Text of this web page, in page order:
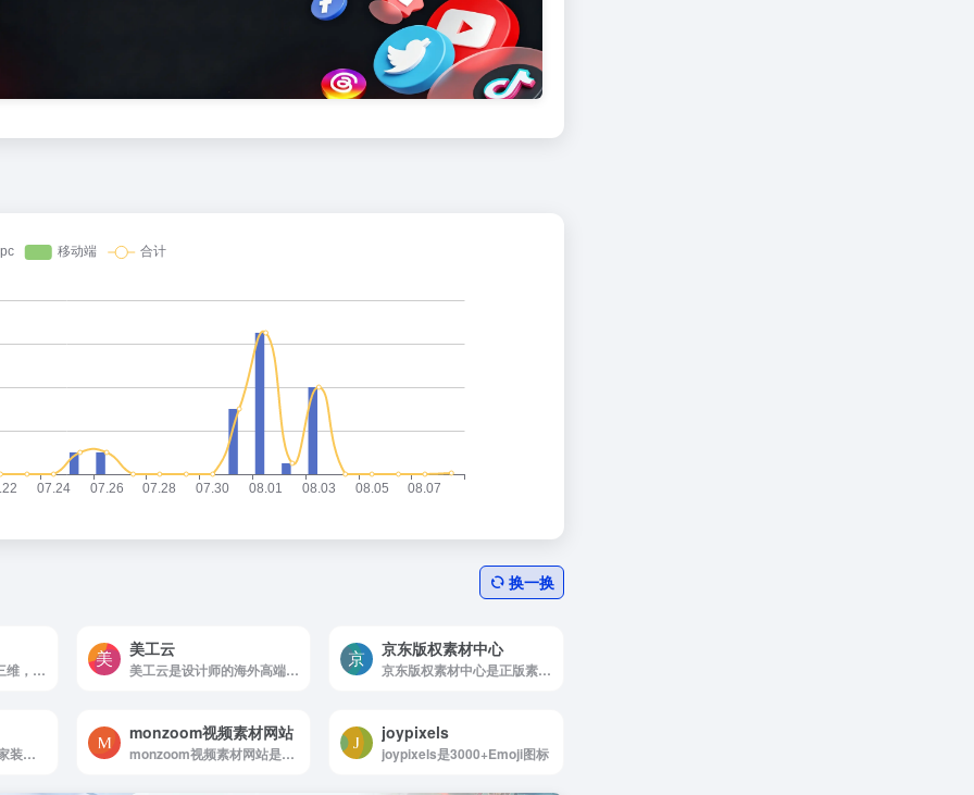
换一换
三维网是爱三维，用三维，提升设计与制造竞争力。三维网是中国领先的机械设计与制造社区网站，在信息开放的时代，为机械设计和制造专业人士提供综合的信息服务
美工云
美工云是设计师的海外高端素材宝库
京东版权素材中心
京东版权素材中心是正版素材交易平台
美间设计是美间设计,家装设计软件,设计素材,
monzoom视频素材网站
monzoom视频素材网站是免费高清视频与mg动画素材
joypixels
joypixels是3000+Emoji图标